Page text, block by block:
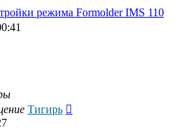
режима Formolder IMS 110
Тигирь